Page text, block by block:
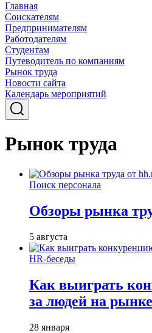
Главная
Соискателям
Предпринимателям
Работодателям
Студентам
Путеводитель по компаниям
Рынок труда
Новости сайта
Календарь мероприятий
Рынок труда
Поиск персонала
Обзоры рынка
5 августа
HR-беседы
Как выиграть
за людей на
28 января